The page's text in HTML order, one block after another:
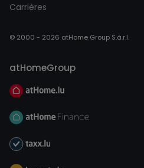
Carrières
© 2000 - 2026 atHome Group S.à.r.l.
atHomeGroup